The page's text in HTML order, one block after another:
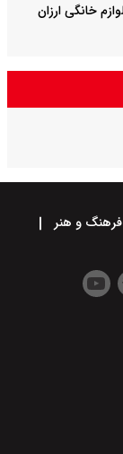
فرهنگ و هنر